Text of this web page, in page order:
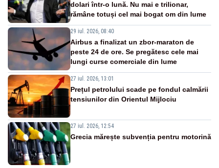
dolari într-o lună. Nu mai e trilionar,
rămâne totuși cel mai bogat om din lume
29 iul. 2026, 08:40
Airbus a finalizat un zbor-maraton de
peste 24 de ore. Se pregătesc cele mai
lungi curse comerciale din lume
27 iul. 2026, 13:01
Prețul petrolului scade pe fondul calmării
tensiunilor din Orientul Mijlociu
27 iul. 2026, 12:54
Grecia mărește subvenția pentru motorină